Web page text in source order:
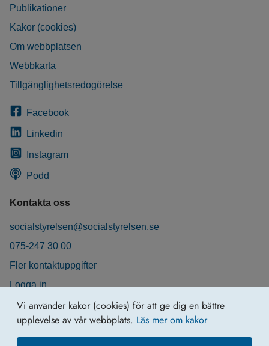
Vi använder kakor (cookies) för att ge dig en bättre
upplevelse av vår webbplats. Läs mer om kakor
Publikationer
Kakor (cookies)
Om webbplatsen
Webbkarta
Tillgänglighetsredogörelse
Facebook
Linkedin
Instagram
Podd
Kontakta oss
socialstyrelsen@socialstyrelsen.se
075-247 30 00
Fler kontaktuppgifter
Logga in
Behandling av personuppgifter